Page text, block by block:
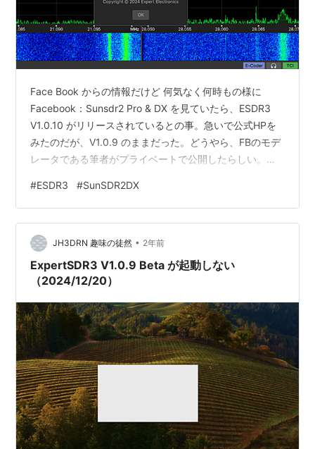
Face Book からの情報だけど 何気なく何時もの様に
Facebook：Sunsdr2 Pro & DX を見ていたら、ESDR3
V1.0.10 がリリースされているとの事。急いで公式HPを
みたのだが、V1.0.9 のままだった。どうやら、FBのモデ
レータである筆者がプライベートで公開したらしい。
FBのメンバーになると閲覧出来ます）画面はこんな感
じ。 ESDR3 V1.0.10 の画面 リリースノートはこんな感じ
新機能 ・リモートデバイスへの接続メカニズムが改善さ
れた。 ・ERSのログインとパスワード入力フィールドに
コンテキストメニュ…
#ESDR3 #SunSDR2DX
JH3DRN 趣味の徒然 • 2年前
ExpertSDR3 V1.0.9 Beta が起動しない
（2024/12/20）